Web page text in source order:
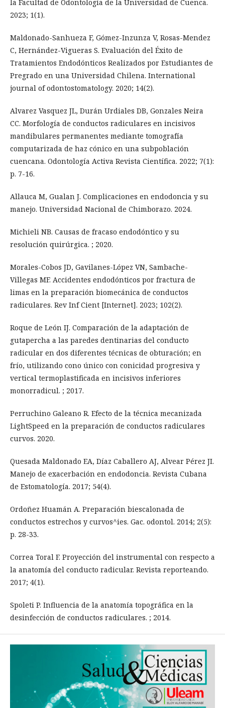
la Facultad de Odontología de la Universidad de Cuenca.
2023; 1(1).
Maldonado-Sanhueza F, Gómez-Inzunza V, Rosas-Mendez
C, Hernández-Vigueras S. Evaluación del Éxito de
Tratamientos Endodónticos Realizados por Estudiantes de
Pregrado en una Universidad Chilena. International
journal of odontostomatology. 2020; 14(2).
Alvarez Vasquez JL, Durán Urdiales DB, Gonzales Neira
CC. Morfología de conductos radiculares en incisivos
mandibulares permanentes mediante tomografía
computarizada de haz cónico en una subpoblación
cuencana. Odontología Activa Revista Científica. 2022; 7(1):
p. 7-16.
Allauca M, Gualan J. Complicaciones en endodoncia y su
manejo. Universidad Nacional de Chimborazo. 2024.
Michieli NB. Causas de fracaso endodóntico y su
resolución quirúrgica. ; 2020.
Morales-Cobos JD, Gavilanes-López VN, Sambache-
Villegas MF. Accidentes endodónticos por fractura de
limas en la preparación biomecánica de conductos
radiculares. Rev Inf Cient [Internet]. 2023; 102(2).
Roque de León IJ. Comparación de la adaptación de
gutapercha a las paredes dentinarias del conducto
radicular en dos diferentes técnicas de obturación; en
frío, utilizando cono único con conicidad progresiva y
vertical termoplastificada en incisivos inferiores
monorradicul. ; 2017.
Perruchino Galeano R. Efecto de la técnica mecanizada
LightSpeed en la preparación de conductos radiculares
curvos. 2020.
Quesada Maldonado EA, Díaz Caballero AJ, Alvear Pérez JI.
Manejo de exacerbación en endodoncia. Revista Cubana
de Estomatología. 2017; 54(4).
Ordoñez Huamán A. Preparación biescalonada de
conductos estrechos y curvos^ies. Gac. odontol. 2014; 2(5):
p. 28-33.
Correa Toral F. Proyección del instrumental con respecto a
la anatomía del conducto radicular. Revista reporteando.
2017; 4(1).
Spoleti P. Influencia de la anatomía topográfica en la
desinfección de conductos radiculares. ; 2014.